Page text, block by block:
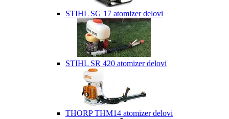
STIHL SG 17 atomizer delovi
STIHL SR 420 atomizer delovi
THORP THM14 atomizer delovi